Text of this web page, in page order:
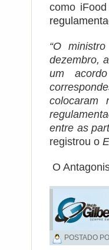
como
“O
dezembro,
um
colocaram
entre as
registrou o
O
POSTADO